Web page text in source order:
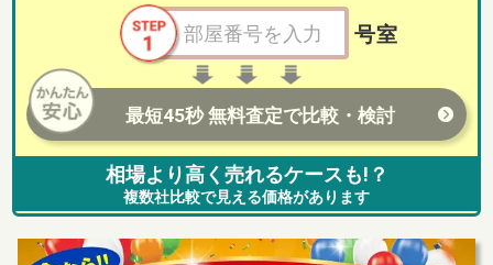
号室
最短45秒 無料査定で比較・検討
相場より高く売れるケースも!？
複数社比較で見える価格があります